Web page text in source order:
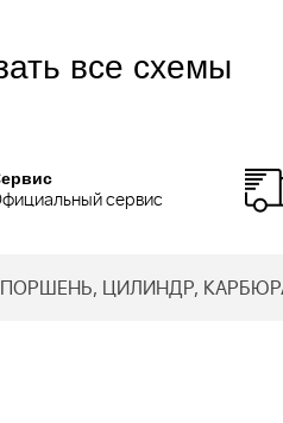
все схемы
сервис
ЦИЛИНДР,